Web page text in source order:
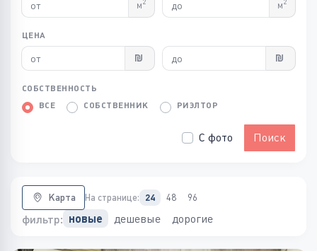
м м
ЦЕНА
СОБСТВЕННОСТЬ
ВСЕ
СОБСТВЕННИК РИЭЛТОР
С фото Поиск
Карта На странице: 24 48 96
фильтр: новые дешевые дорогие